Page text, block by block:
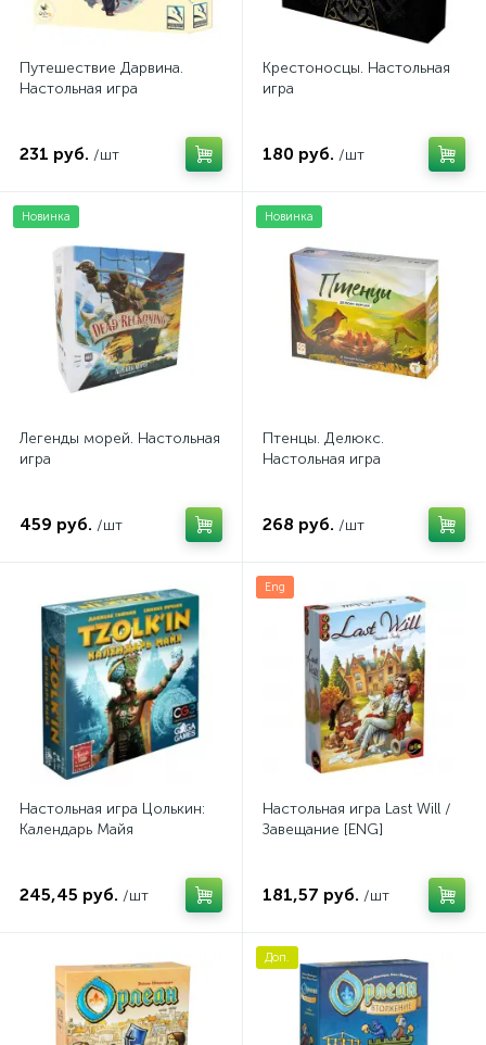
Путешествие Дарвина.
Настольная игра
231 руб. /шт
Крестоносцы. Настольная
игра
180 руб. /шт
Новинка
Легенды морей. Настольная
игра
459 руб. /шт
Новинка
Птенцы. Делюкс.
Настольная игра
268 руб. /шт
Настольная игра Цолькин:
Календарь Майя
245,45 руб. /шт
Eng
Настольная игра Last Will /
Завещание [ENG]
181,57 руб. /шт
Доп.